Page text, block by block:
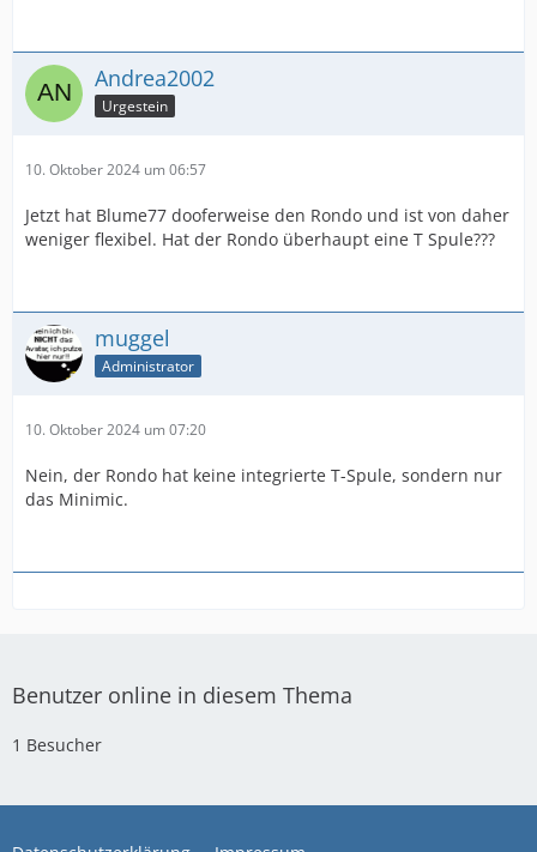
Andrea2002
Urgestein
10. Oktober 2024 um 06:57
Jetzt hat Blume77 dooferweise den Rondo und ist von daher
weniger flexibel. Hat der Rondo überhaupt eine T Spule???
muggel
Administrator
10. Oktober 2024 um 07:20
Nein, der Rondo hat keine integrierte T-Spule, sondern nur
das Minimic.
Benutzer online in diesem Thema
1 Besucher